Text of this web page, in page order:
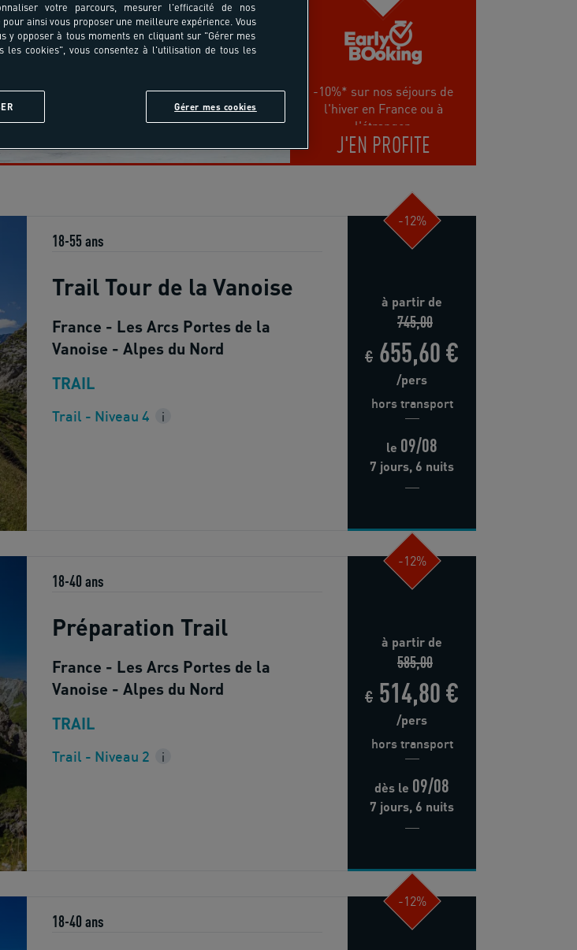
-10%* sur nos séjours de
l'hiver en France ou à
l'étranger.
J'EN PROFITE
18-55 ans
Trail Tour de la Vanoise
France - Les Arcs Portes de la
Vanoise - Alpes du Nord
TRAIL
Trail - Niveau 4 i
-12%
à partir de
745,00
€ 655,60 €
/pers
hors transport
le 09/08
7 jours, 6 nuits
18-40 ans
Préparation Trail
France - Les Arcs Portes de la
Vanoise - Alpes du Nord
TRAIL
Trail - Niveau 2 i
-12%
à partir de
585,00
€ 514,80 €
/pers
hors transport
dès le 09/08
7 jours, 6 nuits
18-40 ans
-12%
votre parcours, mesurer l'efficacité de nos
ainsi vous proposer une meilleure expérience. Vous
y opposer à tous moments en cliquant sur "Gérer mes
les cookies", vous consentez à l'utilisation de tous les
Gérer mes cookies